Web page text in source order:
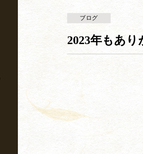
ブログ
2023年もあ